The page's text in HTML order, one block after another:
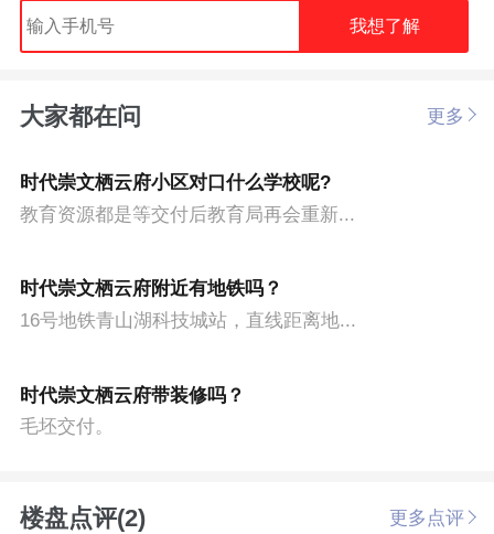
我想了解
大家都在问 更多
时代崇文栖云府小区对口什么学校呢?
教育资源都是等交付后教育局再会重新...
时代崇文栖云府附近有地铁吗？
16号地铁青山湖科技城站，直线距离地...
时代崇文栖云府带装修吗？
毛坯交付。
楼盘点评(2) 更多点评